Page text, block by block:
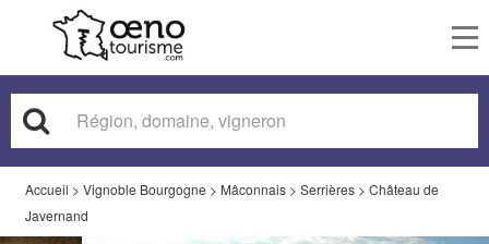
Accueil > Vignoble Bourgogne > Mâconnais > Serrières > Château de
Javernand